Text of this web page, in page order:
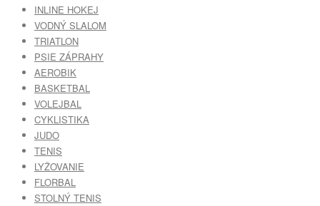
INLINE HOKEJ
VODNÝ SLALOM
TRIATLON
PSIE ZÁPRAHY
AEROBIK
BASKETBAL
VOLEJBAL
CYKLISTIKA
JUDO
TENIS
LYŽOVANIE
FLORBAL
STOLNÝ TENIS